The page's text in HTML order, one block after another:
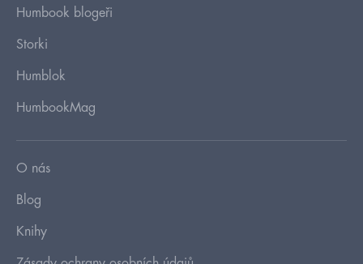
Humbook blogeři
Storki
Humblok
HumbookMag
O nás
Blog
Knihy